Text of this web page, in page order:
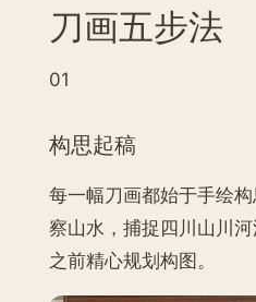
刀画五步法
01
构思起稿
每一幅刀画都始于手绘
察山水，捕捉四川山川
之前精心规划构图。